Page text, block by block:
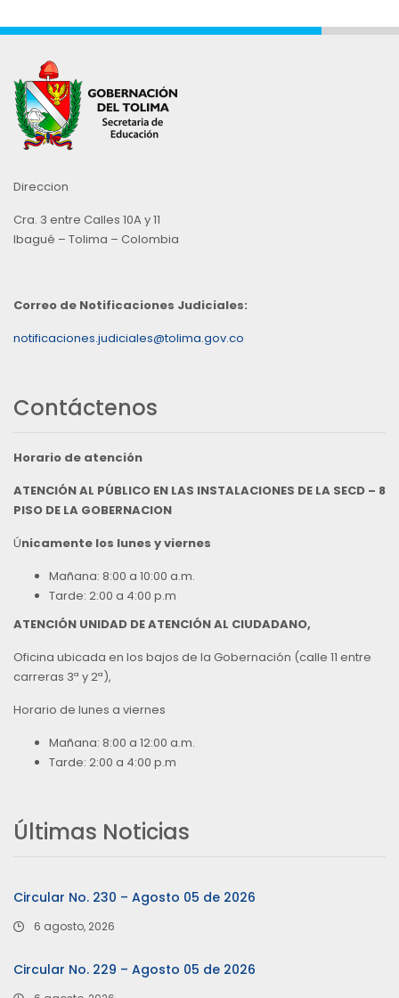
Direccion
Cra. 3 entre Calles 10A y 11
Ibagué – Tolima – Colombia
Correo de Notificaciones Judiciales:
notificaciones.judiciales@tolima.gov.co
Contáctenos
Horario de atención
ATENCIÓN AL PÚBLICO EN LAS INSTALACIONES DE LA SECD – 8
PISO DE LA GOBERNACION
Únicamente los lunes y viernes
Mañana: 8:00 a 10:00 a.m.
Tarde: 2:00 a 4:00 p.m
ATENCIÓN UNIDAD DE ATENCIÓN AL CIUDADANO,
Oficina ubicada en los bajos de la Gobernación (calle 11 entre
carreras 3ª y 2ª),
Horario de lunes a viernes
Mañana: 8:00 a 12:00 a.m.
Tarde: 2:00 a 4:00 p.m
Últimas Noticias
Circular No. 230 – Agosto 05 de 2026
6 agosto, 2026
Circular No. 229 – Agosto 05 de 2026